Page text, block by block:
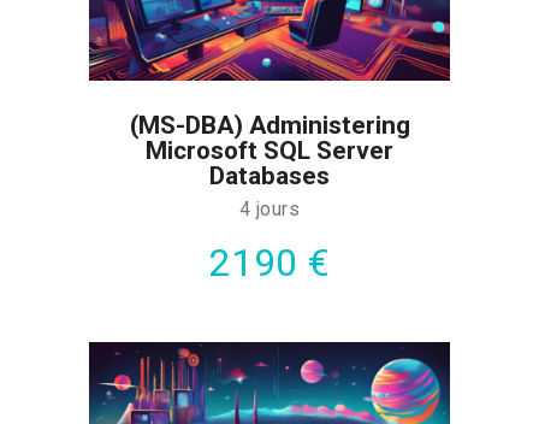
(MS-DBA) Administering
Microsoft SQL Server
Databases
4 jours
2190 €